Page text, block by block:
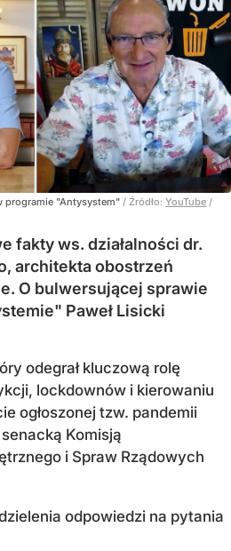
programie "Antysystem" / Źródło: YouTube /
fakty ws. działalności dr.
architekta obostrzeń
O bulwersującej sprawie
Paweł Lisicki
odegrał kluczową rolę
lockdownów i kierowaniu
ogłoszonej tzw. pandemii
Komisją
i Spraw Rządowych
odpowiedzi na pytania